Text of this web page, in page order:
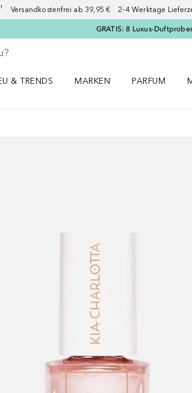
Versandkostenfrei ab 39,95 € 2–4 Werktage
GRATIS: 8 Luxus-
& TRENDS
MARKEN
PARFUM